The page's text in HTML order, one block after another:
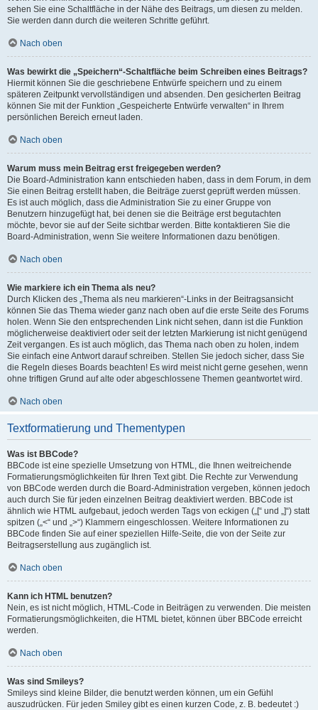
sehen Sie eine Schaltfläche in der Nähe des Beitrags, um diesen zu melden.
Sie werden dann durch die weiteren Schritte geführt.
Nach oben
Was bewirkt die „Speichern“-Schaltfläche beim Schreiben eines Beitrags?
Hiermit können Sie die geschriebene Entwürfe speichern und zu einem
späteren Zeitpunkt vervollständigen und absenden. Den gesicherten Beitrag
können Sie mit der Funktion „Gespeicherte Entwürfe verwalten“ in Ihrem
persönlichen Bereich erneut laden.
Nach oben
Warum muss mein Beitrag erst freigegeben werden?
Die Board-Administration kann entschieden haben, dass in dem Forum, in dem
Sie einen Beitrag erstellt haben, die Beiträge zuerst geprüft werden müssen.
Es ist auch möglich, dass die Administration Sie zu einer Gruppe von
Benutzern hinzugefügt hat, bei denen sie die Beiträge erst begutachten
möchte, bevor sie auf der Seite sichtbar werden. Bitte kontaktieren Sie die
Board-Administration, wenn Sie weitere Informationen dazu benötigen.
Nach oben
Wie markiere ich ein Thema als neu?
Durch Klicken des „Thema als neu markieren“-Links in der Beitragsansicht
können Sie das Thema wieder ganz nach oben auf die erste Seite des Forums
holen. Wenn Sie den entsprechenden Link nicht sehen, dann ist die Funktion
möglicherweise deaktiviert oder seit der letzten Markierung ist nicht genügend
Zeit vergangen. Es ist auch möglich, das Thema nach oben zu holen, indem
Sie einfach eine Antwort darauf schreiben. Stellen Sie jedoch sicher, dass Sie
die Regeln dieses Boards beachten! Es wird meist nicht gerne gesehen, wenn
ohne triftigen Grund auf alte oder abgeschlossene Themen geantwortet wird.
Nach oben
Textformatierung und Thementypen
Was ist BBCode?
BBCode ist eine spezielle Umsetzung von HTML, die Ihnen weitreichende
Formatierungsmöglichkeiten für Ihren Text gibt. Die Rechte zur Verwendung
von BBCode werden durch die Board-Administration vergeben, können jedoch
auch durch Sie für jeden einzelnen Beitrag deaktiviert werden. BBCode ist
ähnlich wie HTML aufgebaut, jedoch werden Tags von eckigen („[“ und „]“) statt
spitzen („<“ und „>“) Klammern eingeschlossen. Weitere Informationen zu
BBCode finden Sie auf einer speziellen Hilfe-Seite, die von der Seite zur
Beitragserstellung aus zugänglich ist.
Nach oben
Kann ich HTML benutzen?
Nein, es ist nicht möglich, HTML-Code in Beiträgen zu verwenden. Die meisten
Formatierungsmöglichkeiten, die HTML bietet, können über BBCode erreicht
werden.
Nach oben
Was sind Smileys?
Smileys sind kleine Bilder, die benutzt werden können, um ein Gefühl
auszudrücken. Für jeden Smiley gibt es einen kurzen Code, z. B. bedeutet :)